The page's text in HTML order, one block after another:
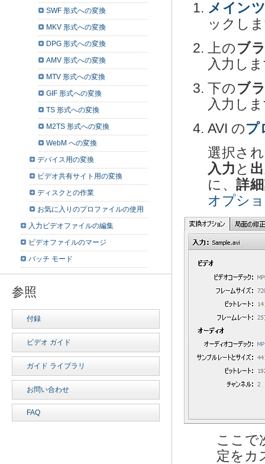
メイン
ックし
上のブ
入力し
下のブ
入力し
AVI のプ
選択さ
入力 と
に、詳
オプシ
ここで
定をカ
SWF 形式への変換
MKV 形式への変換
DPG 形式への変換
AMV 形式への変換
MTV 形式への変換
GIF 形式への変換
TS 形式への変換
M2TS 形式への変換
WebM への変換
デバイス用の変換
ビデオ共有サイト用の変換
ディスクとの作業
お気に入りのプロファイルの使用
入力ビデオファイルの編集
ビデオファイルのマージ
バッチ モード
参照
付録
ビデオ ガイド
ガイド ライブラリ
お問い合わせ
FAQ